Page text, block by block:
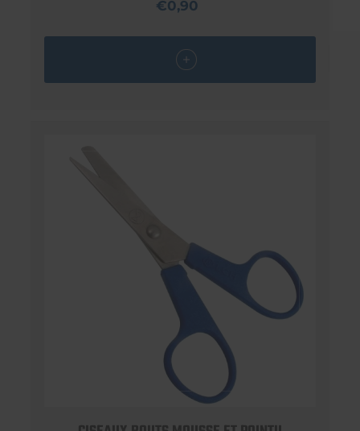
€0,90